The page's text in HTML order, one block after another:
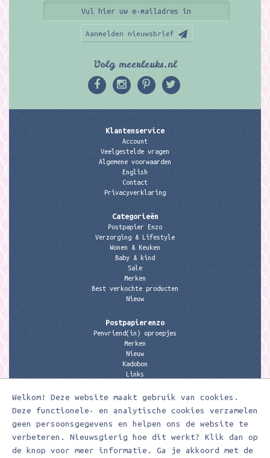
Welkom! Deze website maakt gebruik van cookies.
Deze functionele- en analytische cookies verzamelen
geen persoonsgegevens en helpen ons de website te
verbeteren. Nieuwsgierig hoe dit werkt? Klik dan op
de knop voor meer informatie. Ga je akkoord met de
Aanmelden nieuwsbrief
Volg meerleuks.nl
Klantenservice
Account
Veelgestelde vragen
Algemene voorwaarden
English
Contact
Privacyverklaring
Categorieën
Postpapier Enzo
Verzorging & Lifestyle
Wonen & Keuken
Baby & kind
Sale
Merken
Best verkochte producten
Nieuw
Postpapierenzo
Penvriend(in) oproepjes
Merken
Nieuw
Kadobon
Links
Contactgegevens
Meerleuks
anita@meerleuks.nl
06 – 107 163 36
KVK nummer: 58807179